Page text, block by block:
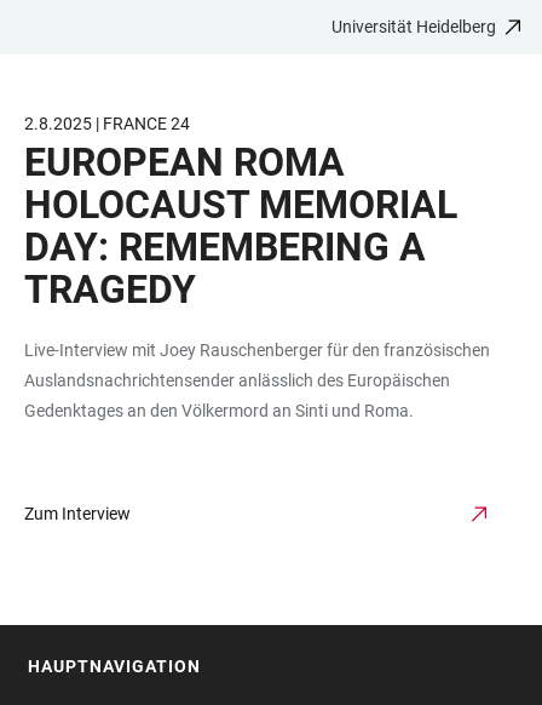
BARRIEREFREIHEIT
Universität Heidelberg
2.8.2025 | FRANCE 24
EUROPEAN ROMA
HOLOCAUST MEMORIAL
DAY: REMEMBERING A
TRAGEDY
Live-Interview mit Joey Rauschenberger für den französischen
Auslandsnachrichtensender anlässlich des Europäischen
Gedenktages an den Völkermord an Sinti und Roma.
Zum Interview
HAUPTNAVIGATION